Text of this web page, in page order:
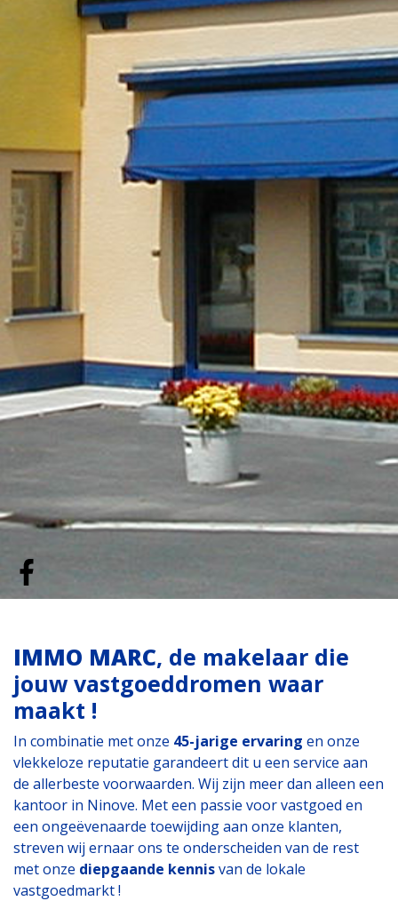
IMMO MARC, de makelaar die
jouw vastgoeddromen waar
maakt !
In combinatie met onze 45-jarige ervaring en onze
vlekkeloze reputatie garandeert dit u een service aan
de allerbeste voorwaarden. Wij zijn meer dan alleen een
kantoor in Ninove. Met een passie voor vastgoed en
een ongeëvenaarde toewijding aan onze klanten,
streven wij ernaar ons te onderscheiden van de rest
met onze diepgaande kennisvan de lokale
vastgoedmarkt !